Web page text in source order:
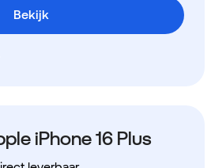
Bekijk
iPhone 16 Plus